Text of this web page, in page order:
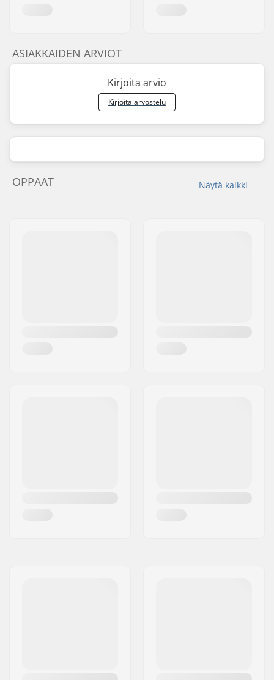
ASIAKKAIDEN ARVIOT
Kirjoita arvio
Kirjoita arvostelu
Näytä kaikki
OPPAAT